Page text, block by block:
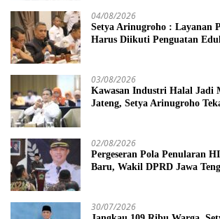
04/08/2026
Setya Arinugroho : Layanan
Harus Diikuti Penguatan
03/08/2026
Kawasan Industri Halal Jadi
Jateng, Setya Arinugroho
02/08/2026
Pergeseran Pola Penularan
Baru, Wakil DPRD Jawa
30/07/2026